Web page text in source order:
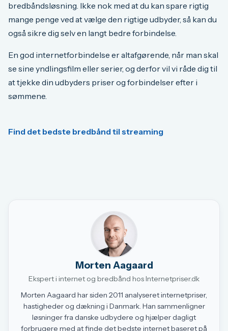
bredbåndsløsning. Ikke nok med at du kan spare rigtig
mange penge ved at vælge den rigtige udbyder, så kan du
også sikre dig selv en langt bedre forbindelse.
En god internetforbindelse er altafgørende, når man skal
se sine yndlingsfilm eller serier, og derfor vil vi råde dig til
at tjekke din udbyders priser og forbindelser efter i
sømmene.
Find det bedste bredbånd til streaming
Morten Aagaard
Ekspert i internet og bredbånd hos Internetpriser.dk
Morten Aagaard har siden 2011 analyseret internetpriser,
hastigheder og dækning i Danmark. Han sammenligner
løsninger fra danske udbydere og hjælper dagligt
forbrugere med at finde det bedste internet baseret på